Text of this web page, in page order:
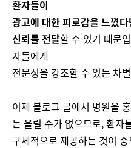
환자들이
광고에 대한 피로감을 느꼈
신뢰를 전달할 수 있기 때문
자들에게
전문성을 강조할 수 있는 차
이제 블로그 글에서 병원을
는 올릴 수가 없으므로, 환자
구체적으로 제공하는 것이